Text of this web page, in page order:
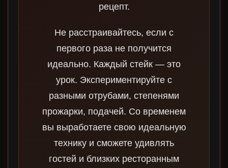
рецепт.
Не расстраивайтесь, если с
первого раза не получится
идеально. Каждый стейк — это
урок. Экспериментируйте с
разными отрубами, степенями
прожарки, подачей. Со временем
вы выработаете свою идеальную
технику и сможете удивлять
гостей и близких ресторанным